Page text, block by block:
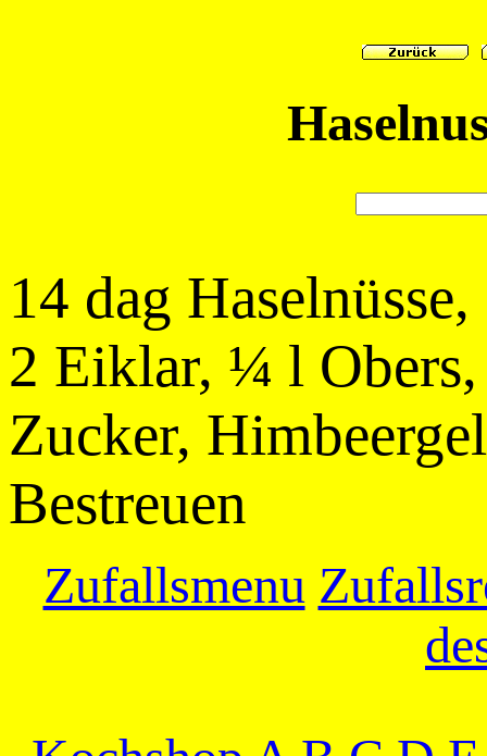
14 dag
2 Eiklar, ¼ l Obers,
Zucker,
Bestreuen
Zufallsmenu